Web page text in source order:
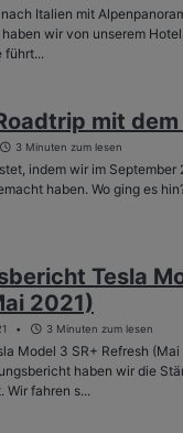
Italien mit
wir von unserem
führt...
mit dem
3 Minuten zum lesen
indem wir im
haben. Wo ging es
Tesla
2021)
3 Minuten zum lesen
Model 3 SR+ Refresh
haben wir die
Wir fahren s...